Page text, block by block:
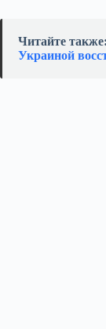
Читайте также:
Украиной